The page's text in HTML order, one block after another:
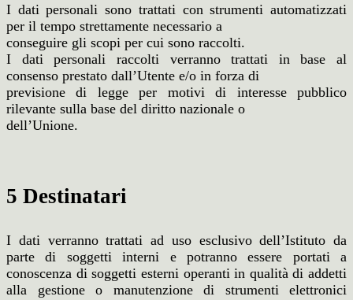
I dati personali sono trattati con strumenti automatizzati
per il tempo strettamente necessario a
conseguire gli scopi per cui sono raccolti.
I dati personali raccolti verranno trattati in base al
consenso prestato dall’Utente e/o in forza di
previsione di legge per motivi di interesse pubblico
rilevante sulla base del diritto nazionale o
dell’Unione.
5 Destinatari
I dati verranno trattati ad uso esclusivo dell’Istituto da
parte di soggetti interni e potranno essere portati a
conoscenza di soggetti esterni operanti in qualità di addetti
alla gestione o manutenzione di strumenti elettronici